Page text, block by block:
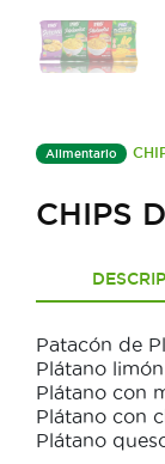
Alimentario
CHIPS
Patacón de
Plátano
Plátano con
Plátano con
Plátano